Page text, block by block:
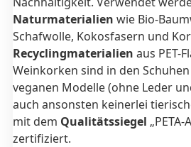
Naturmaterialien wie Bio-
Schafwolle, Kokosfasern und
Recyclingmaterialien aus PET-
Weinkorken sind in den
veganen Modelle (ohne Leder
auch ansonsten keinerlei
mit dem Qualitätssiegel
zertifiziert.